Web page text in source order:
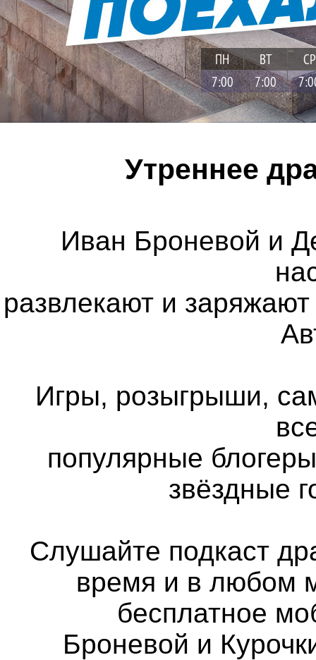
ПН ВТ
СР
7:00
7:00
Утреннее
Иван Броневой и
развлекают и
Игры, розыгрыши,
популярные
звёздные
Слушайте подкаст
время и в любом
бесплатное
Броневой и